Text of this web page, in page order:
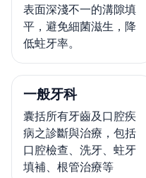
表面深淺不一的溝隙填
平，避免細菌滋生，降
低蛀牙率。
一般牙科
囊括所有牙齒及口腔疾
病之診斷與治療，包括
口腔檢查、洗牙、蛀牙
填補、根管治療等